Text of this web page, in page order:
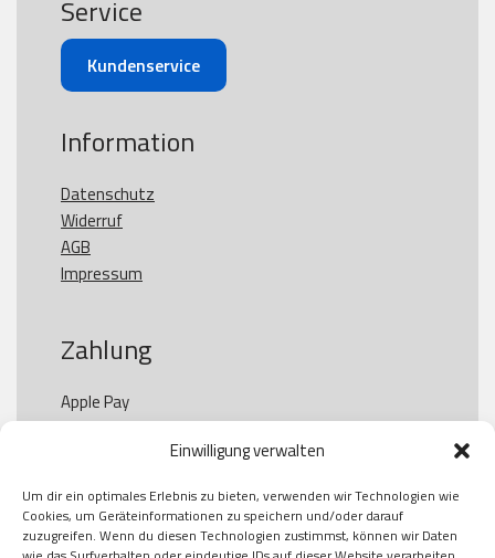
Einwilligung verwalten
Um dir ein optimales Erlebnis zu bieten, verwenden wir Technologien wie
Cookies, um Geräteinformationen zu speichern und/oder darauf
zuzugreifen. Wenn du diesen Technologien zustimmst, können wir Daten
Service
Kundenservice
Information
Datenschutz
Widerruf
AGB
Impressum
Zahlung
Apple Pay
Paypal
Kauf auf Rechung
Klarna